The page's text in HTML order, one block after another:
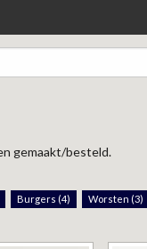
gemaakt/besteld.
Burgers (4) Worsten (3)